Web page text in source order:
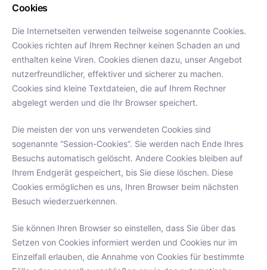
Cookies
Die Internetseiten verwenden teilweise sogenannte Cookies.
Cookies richten auf Ihrem Rechner keinen Schaden an und
enthalten keine Viren. Cookies dienen dazu, unser Angebot
nutzerfreundlicher, effektiver und sicherer zu machen.
Cookies sind kleine Textdateien, die auf Ihrem Rechner
abgelegt werden und die Ihr Browser speichert.
Die meisten der von uns verwendeten Cookies sind
sogenannte “Session-Cookies”. Sie werden nach Ende Ihres
Besuchs automatisch gelöscht. Andere Cookies bleiben auf
Ihrem Endgerät gespeichert, bis Sie diese löschen. Diese
Cookies ermöglichen es uns, Ihren Browser beim nächsten
Besuch wiederzuerkennen.
Sie können Ihren Browser so einstellen, dass Sie über das
Setzen von Cookies informiert werden und Cookies nur im
Einzelfall erlauben, die Annahme von Cookies für bestimmte